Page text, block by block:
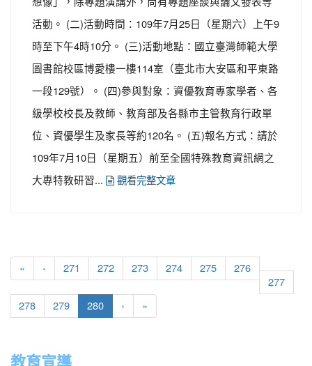
活動。 (二)活動時間：109年7月25日（星期六）上午9
時至下午4時10分。 (三)活動地點：國立臺灣師範大學
圖書館校區博愛樓一樓114室（臺北市大安區和平東路
一段129號）。 (四)參與對象：資優教育專家學者、各
級學校校長及教師、教育部及各縣市主管教育行政單
位、資優學生及家長等約120名。 (五)報名方式：請於
109年7月10日（星期五）前至全國特殊教育資訊網之
大專特教研習...
觀看完整文章
« ‹ 271 272 273 274 275
276
277
278 279 280(current)
› »
教育宣導